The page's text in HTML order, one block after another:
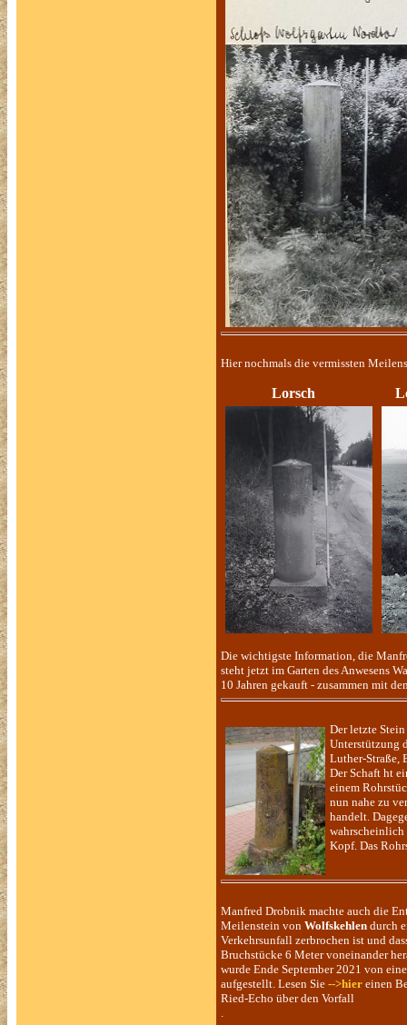
Hier nochmals die vermissten
Lorsch
Die wichtigste Information, die
steht jetzt im Garten des Anwesens
10 Jahren gekauft - zusammen mit
Der letzte
Unterstützung
Luther-Straße,
Der Schaft ht
einem
nun nahe zu
handelt.
wahrscheinlich
Kopf. Das
Manfred Drobnik machte auch die
Meilenstein von Wolfskehlen durch
Verkehrsunfall zerbrochen ist und
Bruchstücke 6 Meter voneinander
wurde Ende September 2021 von
aufgestellt. Lesen Sie -->hier einen
Ried-Echo über den Vorfall